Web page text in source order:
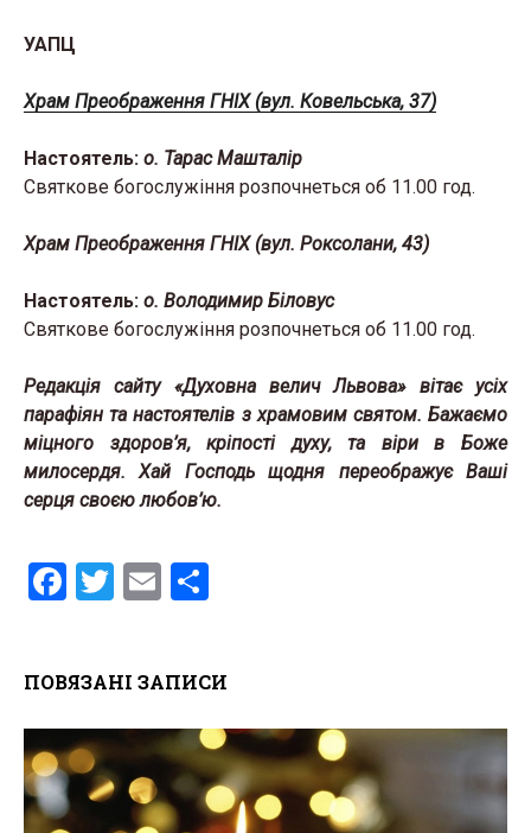
УАПЦ
Храм Преображення ГНІХ (вул. Ковельська, 37)
Настоятель: о. Тарас Машталір
Святкове богослужіння розпочнеться об 11.00 год.
Храм Преображення ГНІХ (вул. Роксолани, 43)
Настоятель: о. Володимир Біловус
Святкове богослужіння розпочнеться об 11.00 год.
Редакція сайту «Духовна велич Львова» вітає усіх
парафіян та настоятелів з храмовим святом. Бажаємо
міцного здоров’я,кріпості духу, та віри в Боже
милосердя. Хай Господь щодня переображує Ваші
серця своєю любов’ю.
F
b
o
o
k
T
er
E
e
ПОВЯЗАНІ ЗАПИСИ